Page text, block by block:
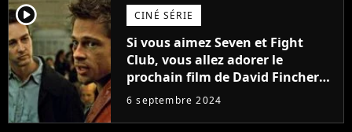
player2 CINÉ SÉRIE
Si vous aimez Seven et Fight
Club, vous allez adorer le
prochain film de David Fincher
avec lequel il se réinvente
complètement
6 septembre 2024